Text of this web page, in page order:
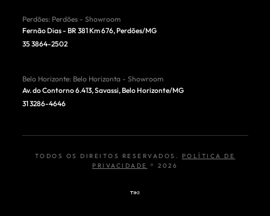
Perdões: Perdões - Showroom
Fernão Dias - BR 381 Km 676,Perdões/MG
35 3864-2502
Belo Horizonte: Belo Horizonta - Showroom
Av. do Contorno 6.413, Savassi,Belo Horizonte/MG
31 3286-4646
TODOS OS DIREITOS RESERVADOS.
POLÍTICA DE
PRIVACIDADE ® 2026
TIKI